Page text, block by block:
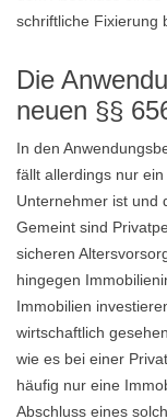
schriftliche Fixierung
Die
neuen §§
In den
fällt allerdings nur
Unternehmer ist und
Gemeint sind
sicheren
hingegen
Immobilien
wirtschaftlich
wie es bei einer
häufig nur eine
Abschluss eines